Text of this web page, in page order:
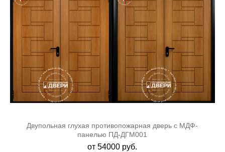
Двупольная глухая противопожарная дверь с МДФ-
панелью ПД-ДГМ001
от54000 руб.